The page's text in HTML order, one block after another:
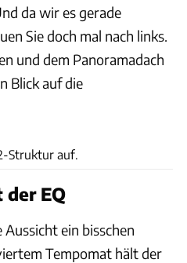
da wir es gerade
Sie doch mal nach links.
und dem Panoramadach
Blick auf die
Struktur auf.
der EQ
ein bisschen
Tempomat hält der